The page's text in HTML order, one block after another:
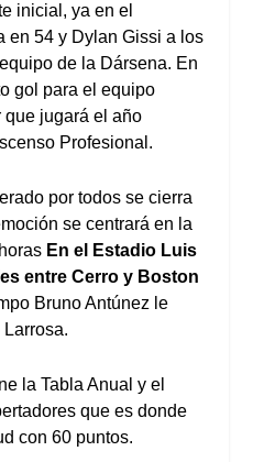
inicial, ya en el
en 54 y Dylan Gissi a los
de la Dársena. En
gol para el equipo
jugará el año
Profesional.
por todos se cierra
se centrará en la
En el Estadio Luis
entre Cerro y Boston
Bruno Antúnez le
la Tabla Anual y el
que es donde
con 60 puntos.